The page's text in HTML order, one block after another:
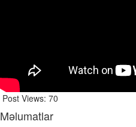
Post Views: 70
Məlumatlar